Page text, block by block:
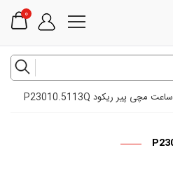
0
ساعت مچی پیر ریکود P23010.5113Q